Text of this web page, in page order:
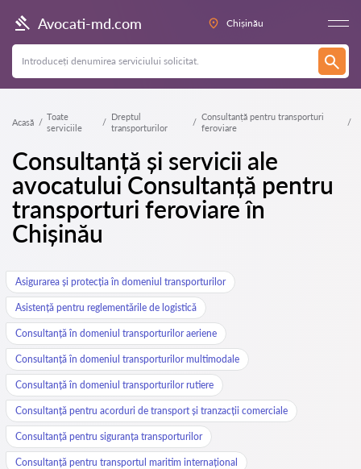
Avocati-md.com Chișinău
Acasă
Toate
serviciile
Dreptul
transporturilor
Consultanță pentru transporturi
feroviare
Consultanță și servicii ale
avocatului Consultanță pentru
transporturi feroviare în
Chișinău
Asigurarea și protecția în domeniul transporturilor
Asistență pentru reglementările de logistică
Consultanță în domeniul transporturilor aeriene
Consultanță în domeniul transporturilor multimodale
Consultanță în domeniul transporturilor rutiere
Consultanță pentru acorduri de transport și tranzacții comerciale
Consultanță pentru siguranța transporturilor
Consultanță pentru transportul maritim internațional